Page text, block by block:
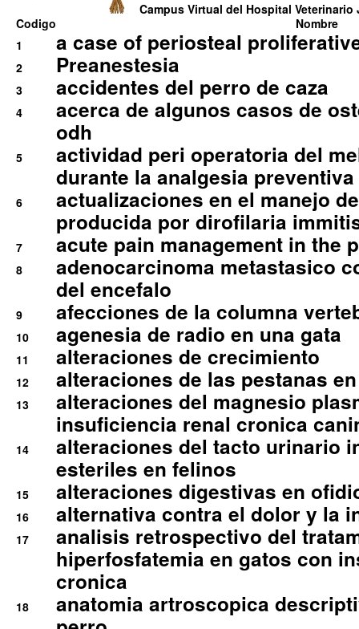
Campus Virtual del Hospital Veterinario
Codigo
Nombre
1
a case of periosteal
2 Preanestesia
3 accidentes del perro de caza
4
acerca de algunos casos de
odh
5
actividad peri operatoria del
durante la analgesia
6
actualizaciones en el manejo
producida por dirofilaria
7 acute pain management in the
8
adenocarcinoma metastasico
del encefalo
9 afecciones de la columna
10 agenesia de radio en una gata
11 alteraciones de crecimiento
12 alteraciones de las pestanas
13
alteraciones del magnesio
insuficiencia renal cronica
14
alteraciones del tacto urinario
esteriles en felinos
15 alteraciones digestivas en
16 alternativa contra el dolor y la
17
analisis retrospectivo del
hiperfosfatemia en gatos con
cronica
18
anatomia artroscopica